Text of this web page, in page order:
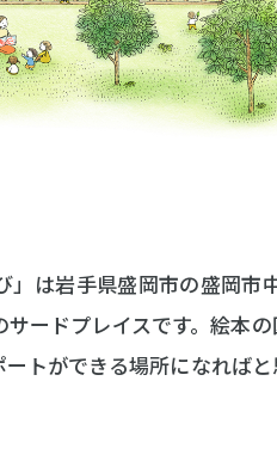
は岩手県盛岡市の盛岡市
ードプレイスです。絵本
トができる場所になれば